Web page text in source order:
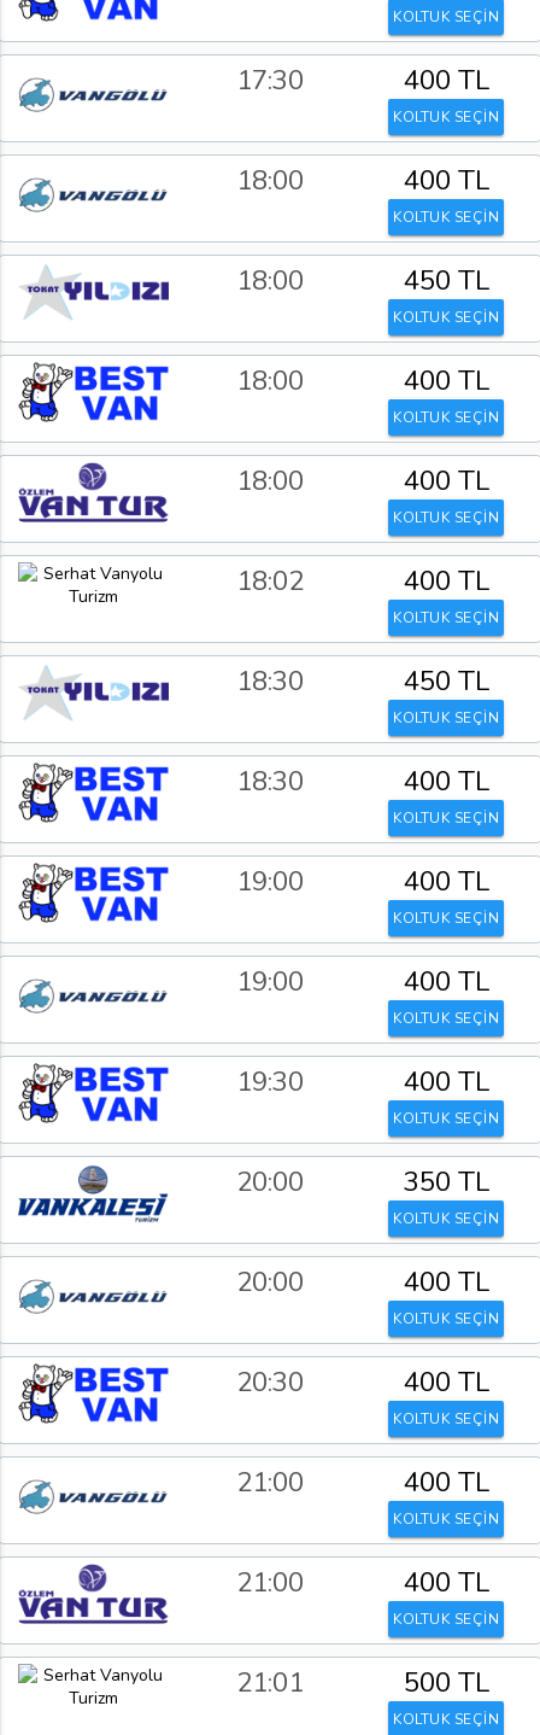
KOLTUK SEÇİN
17:30 400 TL
KOLTUK SEÇİN
18:00 400 TL
KOLTUK SEÇİN
18:00 450 TL
KOLTUK SEÇİN
18:00 400 TL
KOLTUK SEÇİN
18:00 400 TL
KOLTUK SEÇİN
18:02 400 TL
KOLTUK SEÇİN
18:30 450 TL
KOLTUK SEÇİN
18:30 400 TL
KOLTUK SEÇİN
19:00 400 TL
KOLTUK SEÇİN
19:00 400 TL
KOLTUK SEÇİN
19:30 400 TL
KOLTUK SEÇİN
20:00 350 TL
KOLTUK SEÇİN
20:00 400 TL
KOLTUK SEÇİN
20:30 400 TL
KOLTUK SEÇİN
21:00 400 TL
KOLTUK SEÇİN
21:00 400 TL
KOLTUK SEÇİN
21:01 500 TL
KOLTUK SEÇİN